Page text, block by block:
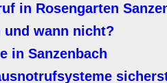
in Rosengarten
wann nicht?
in Sanzenbach